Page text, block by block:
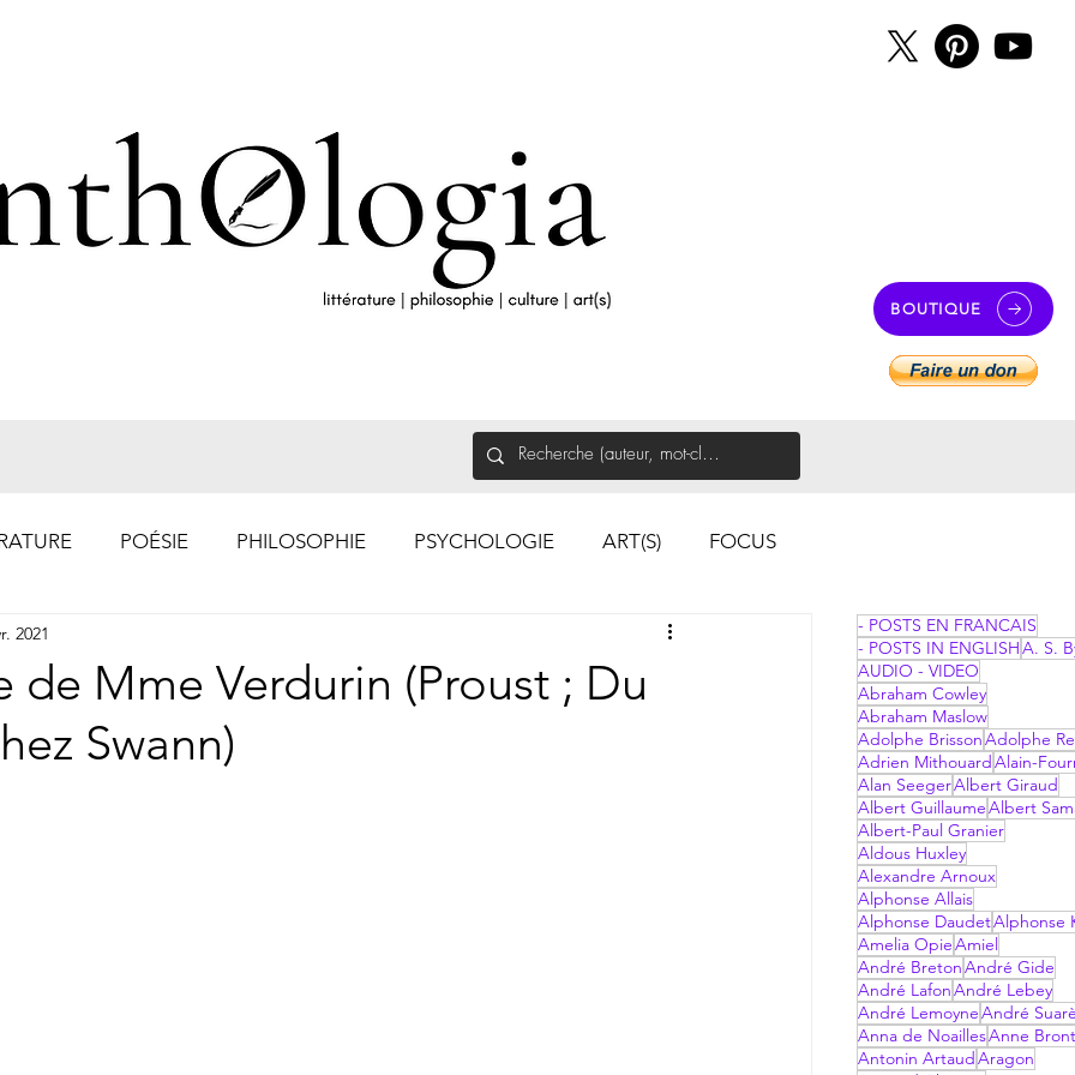
BOUTIQUE
POÉSIE PHILOSOPHIE PSYCHOLOGIE ART(S) FOCUS
de Mme Verdurin (Proust ; Du
Swann)
2021
- POSTS EN FRANCAIS
- POSTS IN ENGLISHA. S.
AUDIO - VIDEO
Abraham Cowley
Abraham Maslow
Adolphe BrissonAdolphe
Adrien Mithouard Alain-
Alan SeegerAlbert Giraud
Albert GuillaumeAlbert
Albert-Paul Granier
Aldous Huxley
Alexandre Arnoux
Alphonse Allais
Alphonse DaudetAlphonse
Amelia OpieAmiel
André BretonAndré Gide
André LafonAndré Lebey
André LemoyneAndré
Anna de NoaillesAnne
Antonin Artaud Aragon